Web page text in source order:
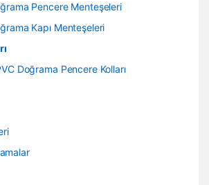
Pencere Menteşeleri
Kapı Menteşeleri
Doğrama Pencere Kolları